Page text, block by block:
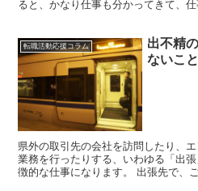
ると、かなり仕事も分かってきて、
転職活動応援コラム
出不精
ないこ
県外の取引先の会社を訪問したり、
業務を行ったりする、いわゆる「出
徴的な仕事になります。 出張先で、